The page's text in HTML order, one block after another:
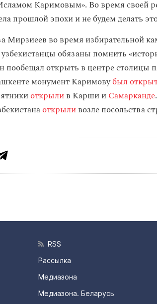
Каримовым». Во время своей
прошлой эпохи и не будем делать
Мирзиеев во время избирательной
узбекистанцы обязаны помнить
пообещал открыть в центре столицы
монумент Каримовубыл
открылив Карши иСамарканде
открыливозле посольства
RSS
Рассылка
Медиазона
Медиазона. Беларусь